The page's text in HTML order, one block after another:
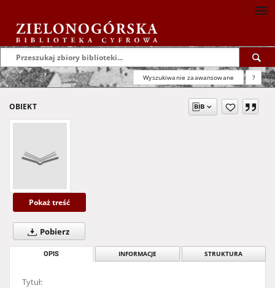
Wyszukiwanie zaawansowane ?
OBIEKT
Pokaż treść
Pobierz
OPIS INFORMACJE STRUKTURA
Tytuł: